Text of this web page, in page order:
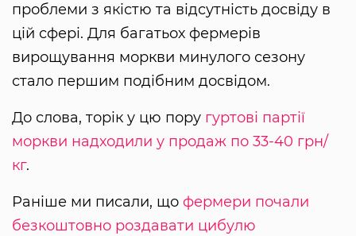
проблеми з якістю та відсутність досвіду в
цій сфері. Для багатьох фермерів
вирощування моркви минулого сезону
стало першим подібним досвідом.
До слова, торік у цю пору гуртові партії
моркви надходили у продаж по 33-40 грн/
кг.
Раніше ми писали, що фермери почали
безкоштовно роздавати цибулю